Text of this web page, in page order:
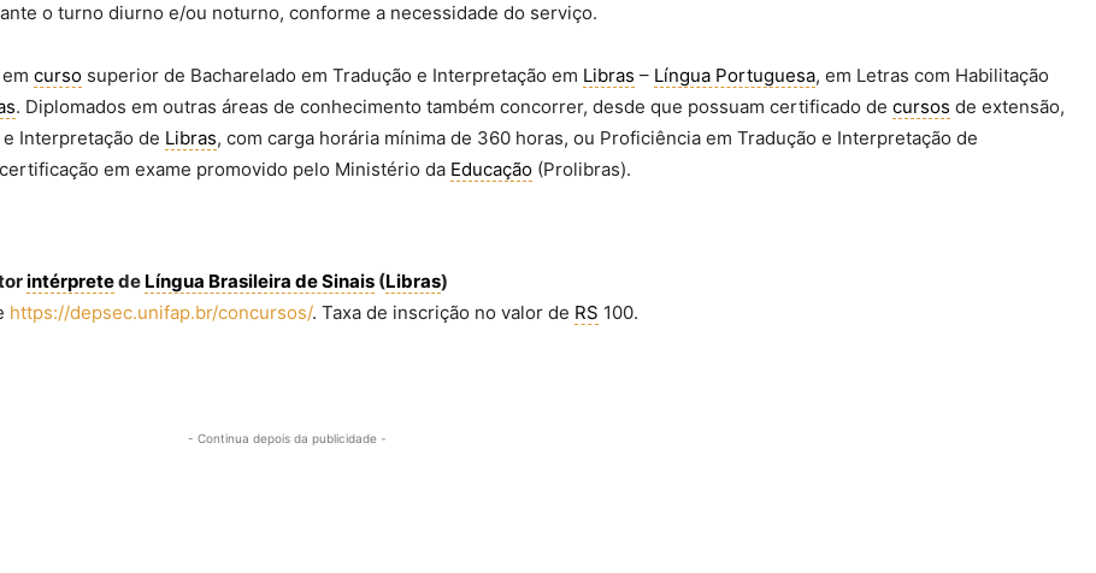
o turno diurno e/ou noturno, conforme a necessidade do serviço.
curso superior de Bacharelado em Tradução e Interpretação em Libras – Língua Portuguesa, em Letras com Habilitação
. Diplomados em outras áreas de conhecimento também concorrer, desde que possuam certificado de cursos de extensão,
Interpretação de Libras, com carga horária mínima de 360 horas, ou Proficiência em Tradução e Interpretação de
em exame promovido pelo Ministério da Educação (Prolibras).
intérpretede Língua Brasileira de Sinais (Libras)
https://depsec.unifap.br/concursos/. Taxa de inscrição no valor de RS 100.
- Continua depois da publicidade -